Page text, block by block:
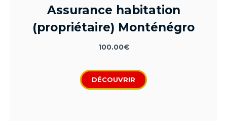
Assurance habitation
(propriétaire) Monténégro
100.00€
DÉCOUVRIR